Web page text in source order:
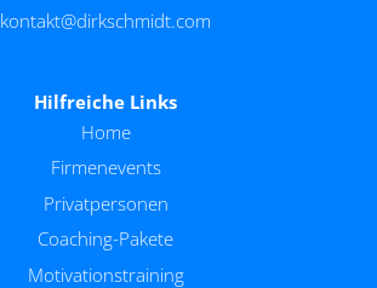
kontakt@dirkschmidt.com
Hilfreiche Links
Home
Firmenevents
Privatpersonen
Coaching-Pakete
Motivationstraining